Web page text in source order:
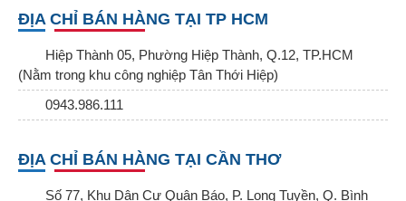
ĐỊA CHỈ BÁN HÀNG TẠI TP HCM
Hiệp Thành 05, Phường Hiệp Thành, Q.12, TP.HCM
(Nằm trong khu công nghiệp Tân Thới Hiệp)
0943.986.111
ĐỊA CHỈ BÁN HÀNG TẠI CẦN THƠ
Số 77, Khu Dân Cư Quân Báo, P. Long Tuyền, Q. Bình